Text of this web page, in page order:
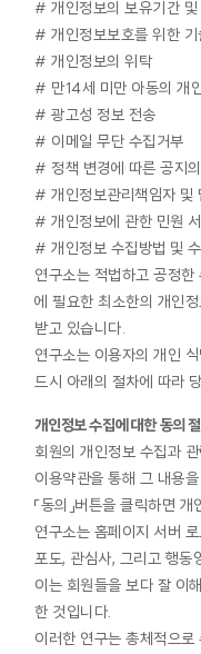
# 개인정보의 보유기간 및
# 개인정보보호를 위한 기
# 개인정보의 위탁
# 만14세 미만 아동의 개
# 광고성 정보 전송
# 이메일 무단 수집거부
# 정책 변경에 따른 공지
# 개인정보관리책임자 및
# 개인정보에 관한 민원
# 개인정보 수집방법 및
연구소는 적법하고 공정
에 필요한 최소한의 개인
받고 있습니다.
연구소는 이용자의 개인
드시 아래의 절차에 따라
개인정보 수집에 대한 동의
회원의 개인정보 수집과
이용약관을 통해 그 내용
「동의」버튼을 클릭하면
연구소는 홈페이지 서버
포도, 관심사, 그리고 행동
이는 회원들을 보다 잘 이
한 것입니다.
이러한 연구는 총체적으